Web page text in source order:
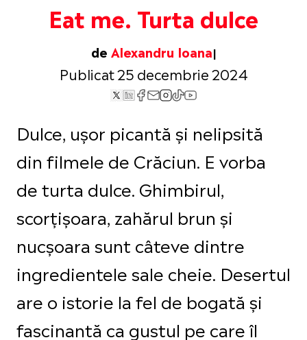
Eat me. Turta dulce
de Alexandru Ioana
Publicat 25 decembrie 2024
Dulce, ușor picantă și nelipsită
din filmele de Crăciun. E vorba
de turta dulce. Ghimbirul,
scorțișoara, zahărul brun și
nucșoara sunt câteve dintre
ingredientele sale cheie. Desertul
are o istorie la fel de bogată și
fascinantă ca gustul pe care îl